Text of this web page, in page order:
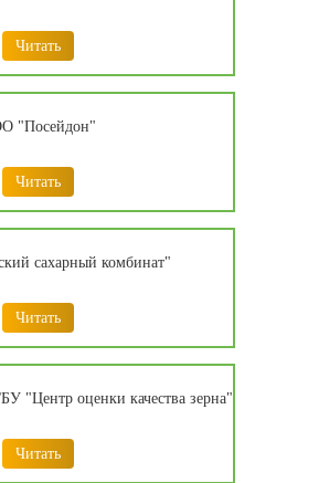
Читать
"Посейдон"
Читать
сахарный комбинат"
Читать
"Центр оценки качества зерна"
Читать